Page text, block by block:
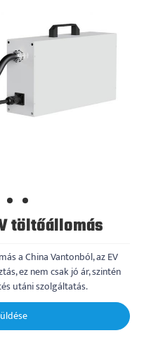
töltőállomás
a China Vantonból, az EV
ez nem csak jó ár, szintén
utáni szolgáltatás.